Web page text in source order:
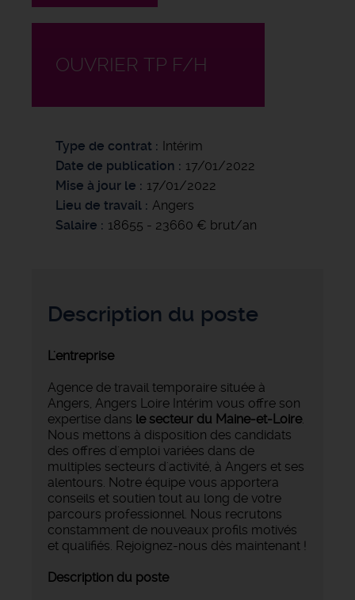
OUVRIER TP F/H
Type de contrat
Intérim
Date de publication
17/01/2022
Mise à jour le
17/01/2022
Lieu de travail
Angers
Salaire
18655 - 23660 € brut/an
Description du poste
L'entreprise
Agence de travail temporaire située à
Angers, Angers Loire Intérim vous offre son
expertise dans le secteur du Maine-et-Loire.
Nous mettons à disposition des candidats
des offres d'emploi variées dans de
multiples secteurs d'activité, à Angers et ses
alentours. Notre équipe vous apportera
conseils et soutien tout au long de votre
parcours professionnel. Nous recrutons
constamment de nouveaux profils motivés
et qualifiés. Rejoignez-nous dès maintenant !
Description du poste